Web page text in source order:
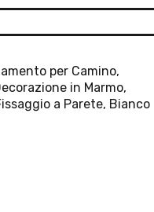
per Camino,
in Marmo,
a Parete, Bianco